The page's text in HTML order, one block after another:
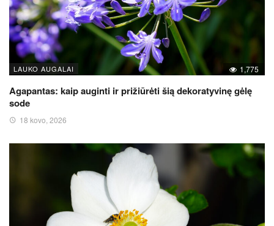
LAUKO AUGALAI 1,775
Agapantas: kaip auginti ir prižiūrėti šią dekoratyvinę gėlę
sode
18 kovo, 2026